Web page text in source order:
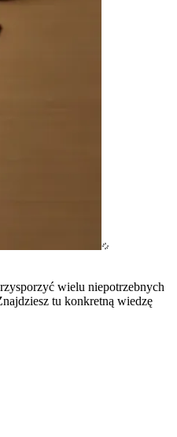
wielu niepotrzebnych
tu konkretną wiedzę